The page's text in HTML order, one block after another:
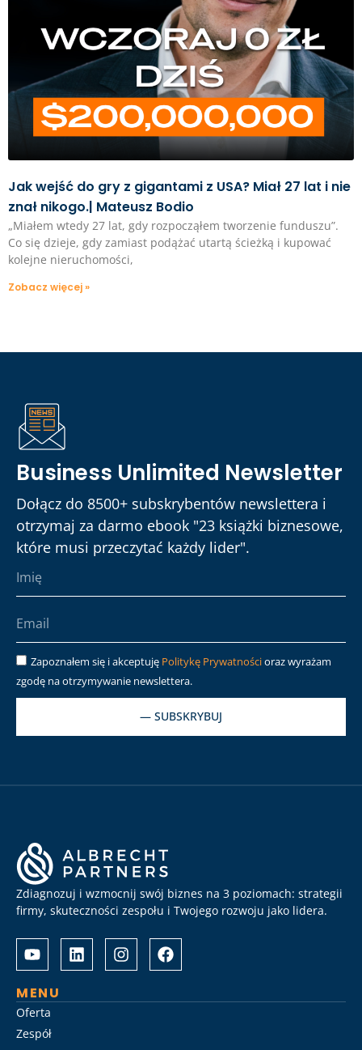
Jak wejść do gry z gigantami z USA? Miał 27 lat i nie
znał nikogo.| Mateusz Bodio
„Miałem wtedy 27 lat, gdy rozpocząłem tworzenie funduszu”.
Co się dzieje, gdy zamiast podążać utartą ścieżką i kupować
kolejne nieruchomości,
Zobacz więcej »
Business Unlimited Newsletter
Dołącz do 8500+ subskrybentów newslettera i
otrzymaj za darmo ebook "23 książki biznesowe,
które musi przeczytać każdy lider".
Zapoznałem się i akceptuję Politykę Prywatnościoraz wyrażam
zgodę na otrzymywanie newslettera.
— SUBSKRYBUJ
Zdiagnozuj i wzmocnij swój biznes na 3 poziomach: strategii
firmy, skuteczności zespołu i Twojego rozwoju jako lidera.
Albrecht
Partners
разом
із
Сіті
Разом
Albrechtpartners
в
Slot
провели
MENU
Oferta
Zespół